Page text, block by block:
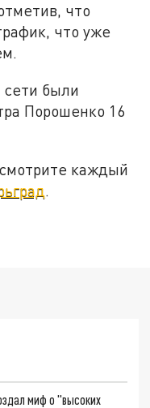
что
что уже
были
Порошенко 16
каждый
миф о "высоких